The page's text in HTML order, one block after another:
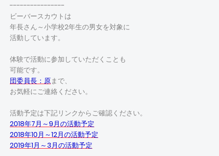
----------------
ビーバースカウトは
年長さん～小学校2年生の男女を対象に
活動しています。
体験で活動に参加していただくことも
可能です。
団委員長：原まで、
お気軽にご連絡ください。
活動予定は下記リンクからご確認ください。
2018年7月～9月の活動予定
2018年10月～12月の活動予定
2019年1月～3月の活動予定